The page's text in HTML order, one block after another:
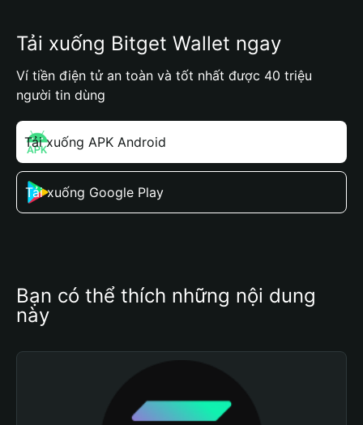
Tải xuống Bitget Wallet ngay
Ví tiền điện tử an toàn và tốt nhất được 40 triệu
người tin dùng
Tải xuống APK Android
Tải xuống Google Play
Bạn có thể thích những nội dung
này